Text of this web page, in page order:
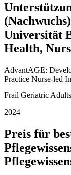
Universität
Health,
AdvantAGE:
Practice Nurse-led
Frail Geriatric Adults
2024
Preis für